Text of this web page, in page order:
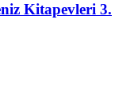
Kitapevleri 3.